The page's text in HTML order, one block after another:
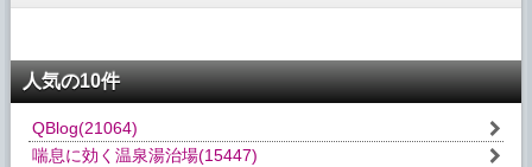
人気の10件
QBlog(21064)
喘息に効く温泉湯治場(15447)